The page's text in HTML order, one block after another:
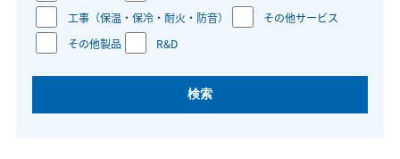
工事（保温・保冷・耐火・防音）
その他サービス
その他製品
R&D